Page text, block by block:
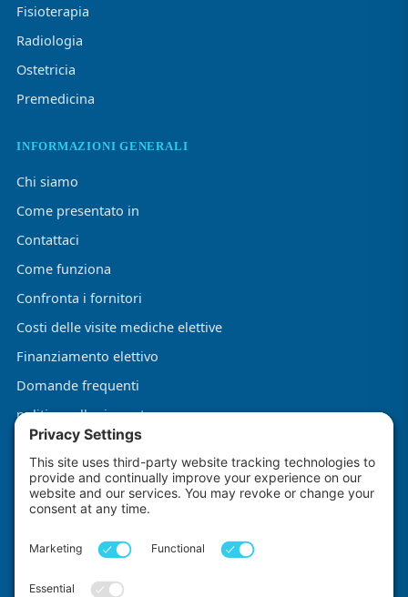
Fisioterapia
Radiologia
Ostetricia
Premedicina
INFORMAZIONI GENERALI
Chi siamo
Come presentato in
Contattaci
Come funziona
Confronta i fornitori
Costi delle visite mediche elettive
Finanziamento elettivo
Domande frequenti
politica sulla riservatezza
Termini e condizioni
Informativa sui cookie